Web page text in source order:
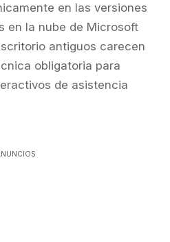
en las versiones
en la nube de Microsoft
antiguos carecen
obligatoria para
de asistencia